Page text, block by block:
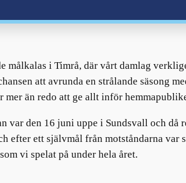
målkalas i Timrå, där vårt damlag
att avrunda en strålande säsong
mer än redo att ge allt inför
var den 16 juni uppe i Sundsvall och då
efter ett självmål från motståndarna
vi spelat på under hela året.